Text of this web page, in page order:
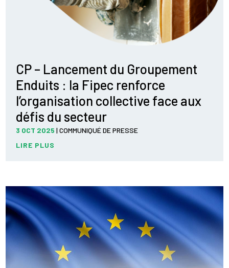
CP – Lancement du Groupement
Enduits : la Fipec renforce
l’organisation collective face aux
défis du secteur
3 OCT 2025 |COMMUNIQUÉ DE PRESSE
LIRE PLUS